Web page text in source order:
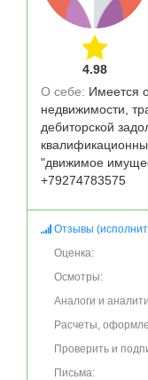
4.98
О себе: Имеется
недвижимости,
дебиторской
"движимое
+79274783575
Отзывы
Оценка:
Осмотры:
Аналоги и
Расчеты,
Проверить и
Письма: